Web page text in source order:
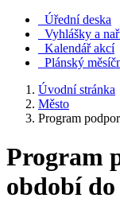
Úřední deska
Vyhlášky a
Kalendář akcí
Plánský
Úvodní stránka
Město
Program
Program
období do